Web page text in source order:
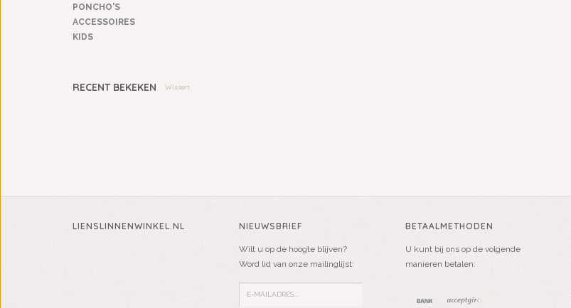
PONCHO'S
ACCESSOIRES
KIDS
RECENT BEKEKEN Wissen
LIENSLINNENWINKEL.NL NIEUWSBRIEF
Wilt u op de hoogte blijven?
Word lid van onze mailinglijst:
BETAALMETHODEN
U kunt bij ons op de volgende
manieren betalen: